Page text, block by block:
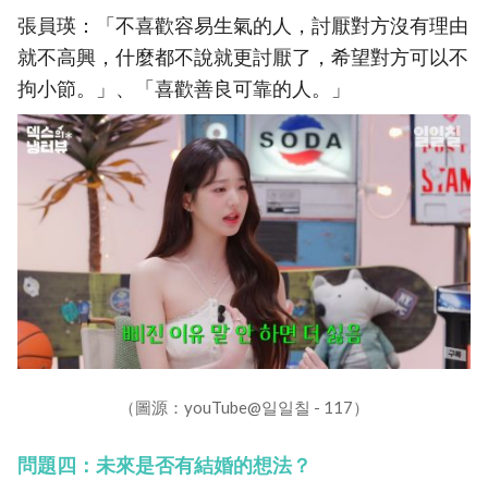
張員瑛：「不喜歡容易生氣的人，討厭對方沒有理由
就不高興，什麼都不說就更討厭了，希望對方可以不
拘小節。」、「喜歡善良可靠的人。」
（圖源：youTube@일일칠 - 117）
問題四：未來是否有結婚的想法？